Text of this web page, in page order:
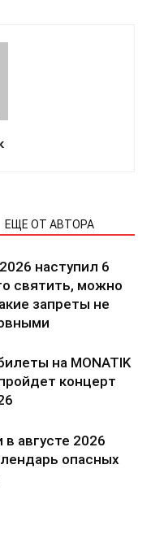
ЕЩЕ ОТ АВТОРА
наступил 6
святить, можно
запреты не
на MONATIK
концерт
августе 2026
опасных